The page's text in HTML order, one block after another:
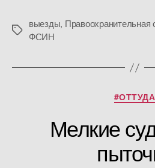
Метки
выезды, Правоохранительная
ФСИН
#ОТТУДА
Мелкие